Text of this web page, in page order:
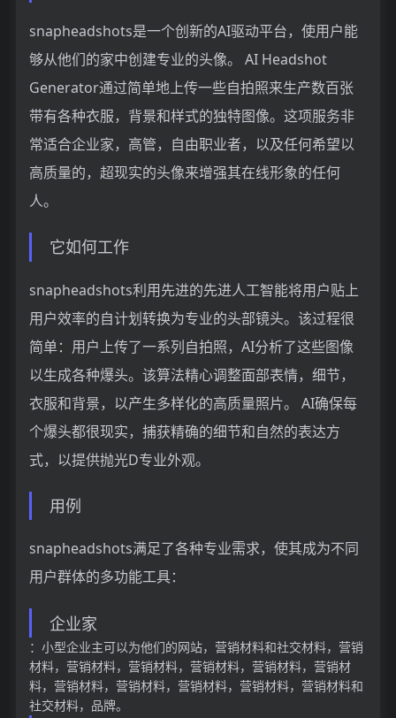
snapheadshots是一个创新的AI驱动平台，使用户能
够从他们的家中创建专业的头像。 AI Headshot
Generator通过简单地上传一些自拍照来生产数百张
带有各种衣服，背景和样式的独特图像。这项服务非
常适合企业家，高管，​​自由职业者，以及任何希望以
高质量的，超现实的头像来增强其在线形象的任何
人。
它如何工作
snapheadshots利用先进的先进人工智能将用户贴上
用户效率的自计划转换为专业的头部镜头。该过程很
简单：用户上传了一系列自拍照，AI分析了这些图像
以生成各种爆头。该算法精心调整面部表情，细节，
衣服和背景，以产生多样化的高质量照片。 AI确保每
个爆头都很现实，捕获精确的细节和自然的表达方
式，以提供抛光D专业外观。
用例
snapheadshots满足了各种专业需求，使其成为不同
用户群体的多功能工具：
企业家
：小型企业主可以为他们的网站，营销材料和社交材料，营销
材料，营销材料，营销材料，营销材料，营销材料，营销材
料，营销材料，营销材料，营销材料，营销材料，营销材料和
社交材料，品牌。